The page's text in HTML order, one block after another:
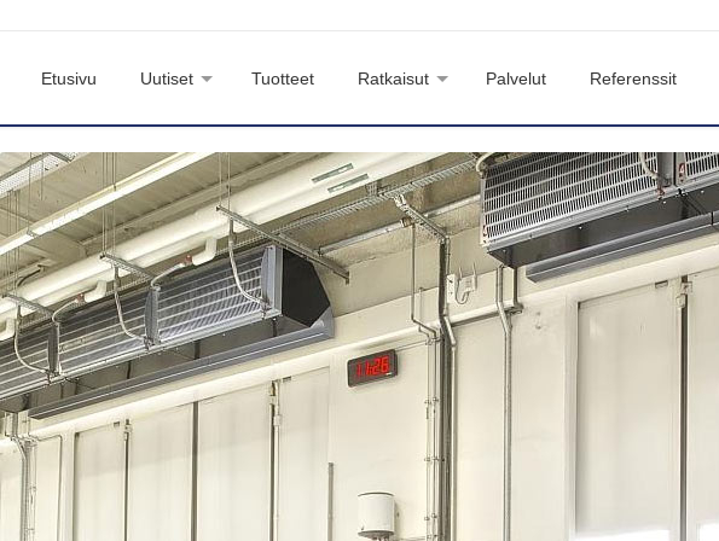
Etusivu Uutiset Tuotteet Ratkaisut Palvelut Referenssit